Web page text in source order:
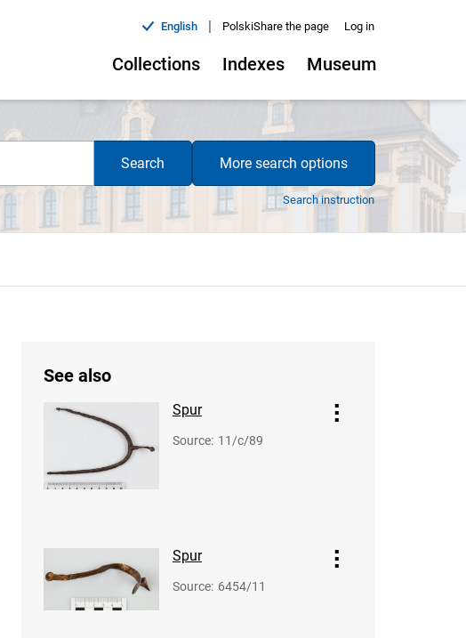
English | PolskiShare the page Log in
Collections Indexes Museum
Search More search options
Search instruction
See also
Spur
Source: 11/c/89
Spur
Source: 6454/11